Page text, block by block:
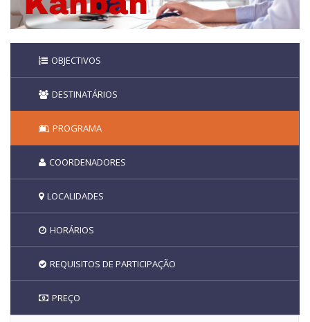
OBJECTIVOS
DESTINATÁRIOS
PROGRAMA
COORDENADORES
LOCALIDADES
HORÁRIOS
REQUISITOS DE PARTICIPAÇÃO
PREÇO